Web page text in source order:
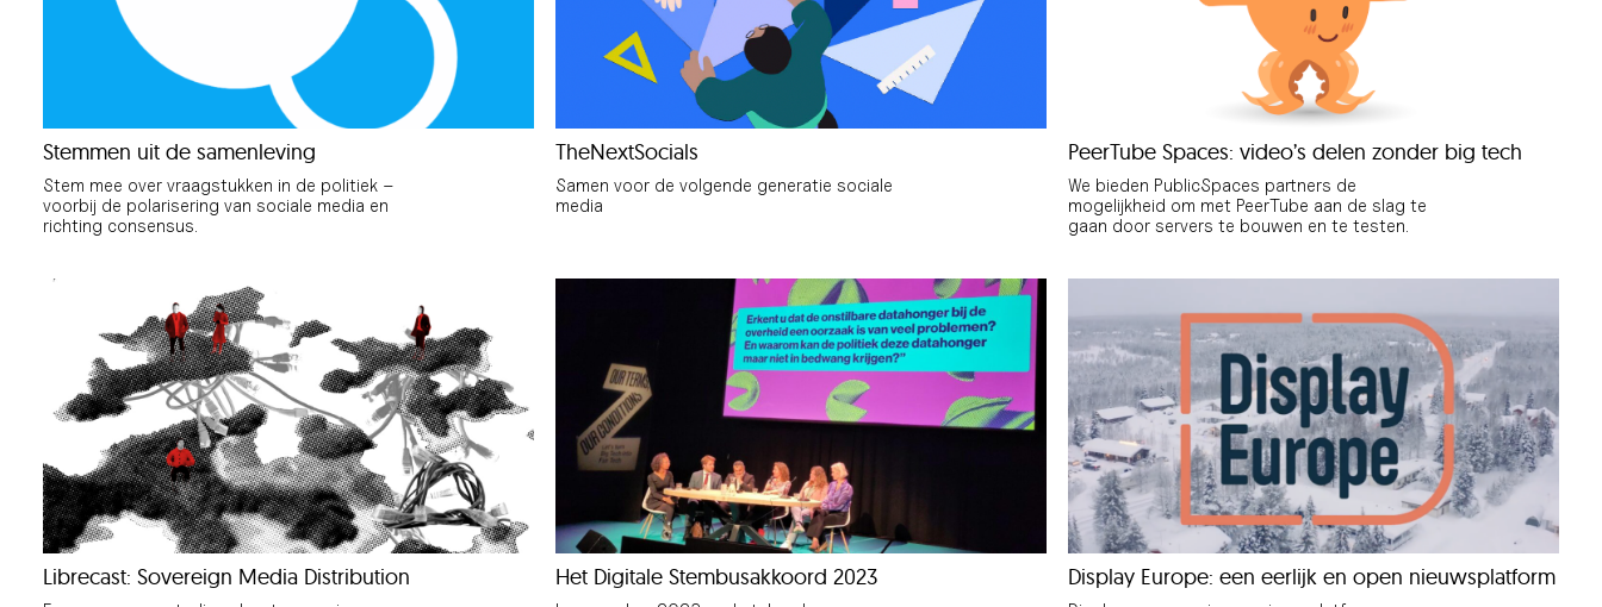
Stemmen uit de samenleving
Stem mee over vraagstukken in de politiek –
voorbij de polarisering van sociale media en
richting consensus.
TheNextSocials
Samen voor de volgende generatie sociale
media
PeerTube Spaces: video’s delen zonder big tech
We bieden PublicSpaces partners de
mogelijkheid om met PeerTube aan de slag te
gaan door servers te bouwen en te testen.
Librecast: Sovereign Media Distribution Het Digitale Stembusakkoord 2023 Display Europe: een eerlijk en open nieuwsplatform